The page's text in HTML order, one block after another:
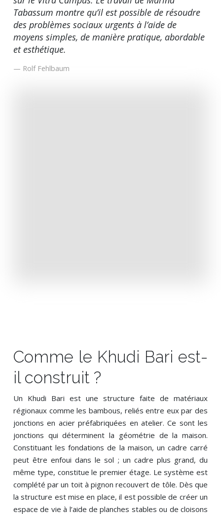
Tabassum montre qu’il est possible de résoudre
des problèmes sociaux urgents à l’aide de
moyens simples, de manière pratique, abordable
et esthétique.
Rolf Fehlbaum
Comme le Khudi Bari est-
il construit ?
Un Khudi Bari est une structure faite de matériaux
régionaux comme les bambous, reliés entre eux par des
jonctions en acier préfabriquées en atelier. Ce sont les
jonctions qui déterminent la géométrie de la maison.
Constituant les fondations de la maison, un cadre carré
peut être enfoui dans le sol ; un cadre plus grand, du
même type, constitue le premier étage. Le système est
complété par un toit à pignon recouvert de tôle. Dès que
la structure est mise en place, il est possible de créer un
espace de vie à l’aide de planches stables ou de cloisons